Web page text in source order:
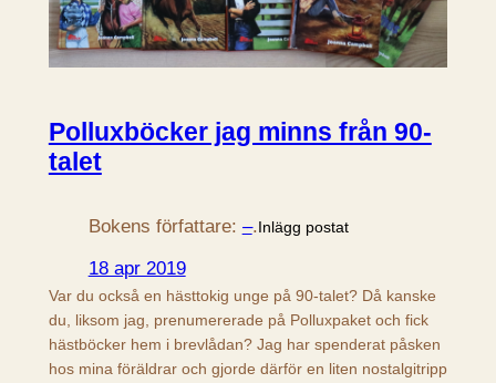
Polluxböcker jag minns från 90-
talet
Bokens författare: –.Inlägg postat
18 apr 2019
Var du också en hästtokig unge på 90-talet? Då kanske
du, liksom jag, prenumererade på Polluxpaket och fick
hästböcker hem i brevlådan? Jag har spenderat påsken
hos mina föräldrar och gjorde därför en liten nostalgitripp